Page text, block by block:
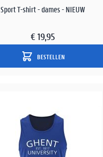
Sport T-shirt - dames - NIEUW
€ 19,95
BESTELLEN